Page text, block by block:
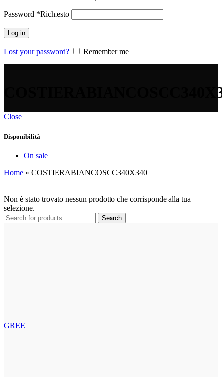
Password *Richiesto
Log in
Lost your password? Remember me
Close
Disponibilità
On sale
Home » COSTIERABIANCOSCC340X340
Non è stato trovato nessun prodotto che corrisponde alla tua
selezione.
Search
GREE